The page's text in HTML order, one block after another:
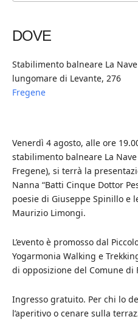
DOVE
Stabilimento balneare La Nave
lungomare di Levante, 276
Fregene
Venerdì 4 agosto, alle ore
stabilimento balneare La
Fregene), si terrà la
Nanna “Batti Cinque Dottor
poesie di Giuseppe Spinillo e
Maurizio Limongi.
L’evento è promosso dal
Yogarmonia Walking e
di opposizione del Comune di
Ingresso gratuito. Per chi lo
l’aperitivo o cenare sulla